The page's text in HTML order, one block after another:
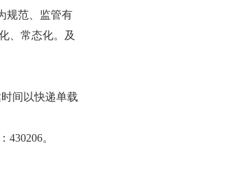
规范、监管有
、常态化。及
间以快递单载
。